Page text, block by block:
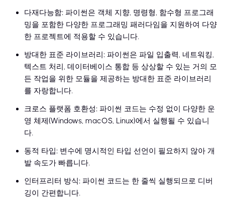
다재다능함: 파이썬은 객체 지향, 명령형, 함수형 프로그래
밍을 포함한 다양한 프로그래밍 패러다임을 지원하여 다양
한 프로젝트에 적용할 수 있습니다.
방대한 표준 라이브러리: 파이썬은 파일 입출력, 네트워킹,
텍스트 처리, 데이터베이스 통합 등 상상할 수 있는 거의 모
든 작업을 위한 모듈을 제공하는 방대한 표준 라이브러리
를 자랑합니다.
크로스 플랫폼 호환성: 파이썬 코드는 수정 없이 다양한 운
영 체제(Windows, macOS, Linux)에서 실행될 수 있습니
다.
동적 타입: 변수에 명시적인 타입 선언이 필요하지 않아 개
발 속도가 빠릅니다.
인터프리터 방식: 파이썬 코드는 한 줄씩 실행되므로 디버
깅이 간편합니다.